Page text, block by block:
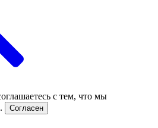
с тем, что мы
Согласен